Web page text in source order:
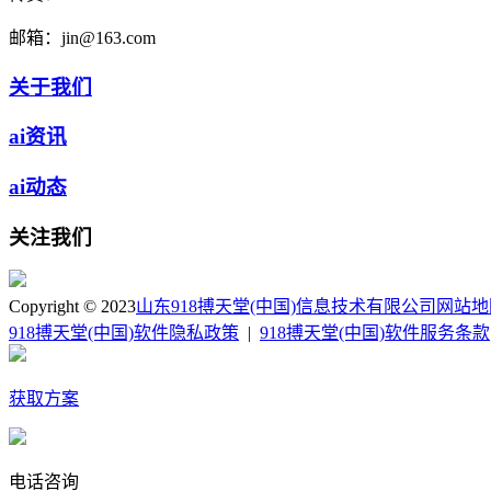
邮箱： jin@163.com
关于我们
ai资讯
ai动态
关注我们
Copyright © 2023山东918搏天堂(中国)信息技术有限公司 网站
918搏天堂(中国)软件隐私政策
918搏天堂(中国)软件服务条款
获取方案
电话咨询